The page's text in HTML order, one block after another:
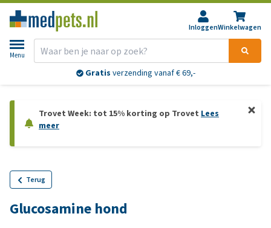
InloggenWinkelwagen
Menu
Gratis verzending vanaf € 69,-
Trovet Week: tot 15% korting op Trovet Lees
meer
Terug
Glucosamine hond